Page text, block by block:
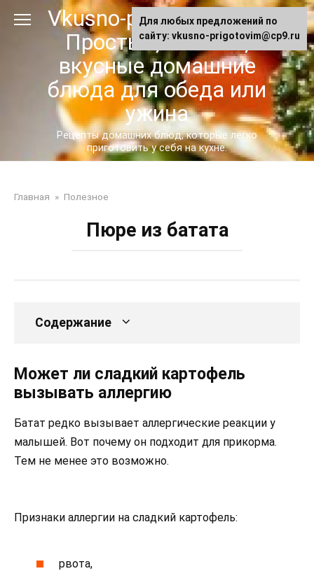
Vkusno-prigotovim.ru -
Простые, сытные,
вкусные домашние
блюда для обеда или
ужина
Рецепты домашних блюд, которые легко
приготовить у себя на кухне.
Главная » Полезное
Пюре из батата
Содержание
Может ли сладкий картофель
вызывать аллергию
Батат редко вызывает аллергические реакции у
малышей. Вот почему он подходит для прикорма.
Тем не менее это возможно.
Признаки аллергии на сладкий картофель:
рвота,
Для любых предложений по
сайту: vkusno-prigotovim@cp9.ru